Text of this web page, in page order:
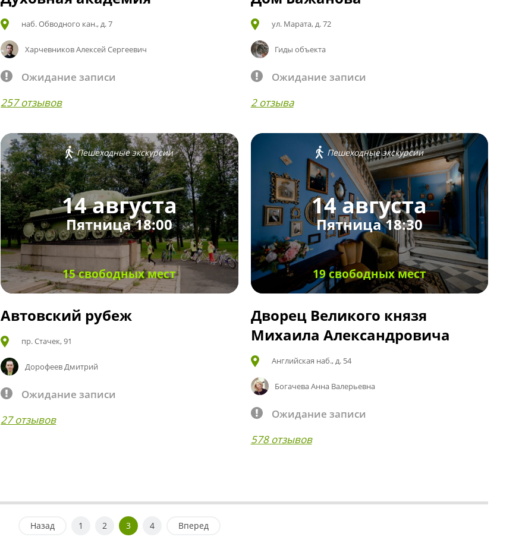
наб. Обводного кан., д. 7
Харчевников Алексей Сергеевич
Ожидание записи
257 отзывов
ул. Марата, д. 72
Гиды объекта
Ожидание записи
2 отзыва
Пешеходные экскурсии
14 августа
Пятница 18:00
15 свободных мест
Автовский рубеж
пр. Стачек, 91
Дорофеев Дмитрий
Ожидание записи
27 отзывов
Пешеходные экскурсии
14 августа
Пятница 18:30
19 свободных мест
Дворец Великого князя
Михаила Александровича
Английская наб., д. 54
Богачева Анна Валерьевна
Ожидание записи
578 отзывов
Назад 1 2 3 4 Вперед